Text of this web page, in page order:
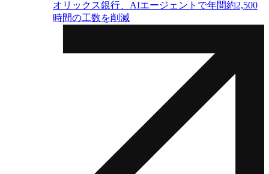
オリックス銀行、AIエージェントで年間約2,500
時間の工数を削減